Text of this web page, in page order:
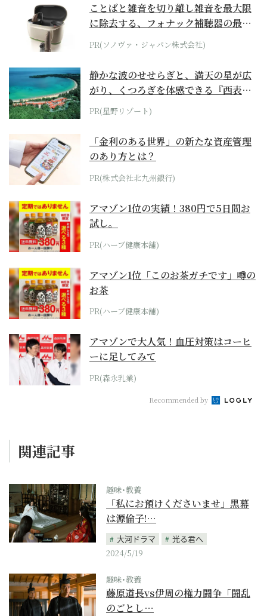
ことばと雑音を切り離し雑音を最大限
に除去する、フォナック補聴器の最上
位モデル
PR(ソノヴァ・ジャパン株式会社)
静かな波のせせらぎと、満天の星が広
がり、くつろぎを体感できる『西表島
ホテル by...
PR(星野リゾート)
「金利のある世界」の新たな資産管理
のあり方とは？
PR(株式会社北九州銀行)
アマゾン1位の実績！380円で5日間お
試し。
PR(ハーブ健康本舗)
アマゾン1位「このお茶ガチです」噂の
お茶
PR(ハーブ健康本舗)
アマゾンで大人気！血圧対策はコーヒ
ーに足してみて
PR(森永乳業)
Recommended by
関連記事
趣味･教養
「私にお預けくださいませ」黒幕
は源倫子!…
大河ドラマ
光る君へ
2024/5/19
趣味･教養
藤原道長vs伊周の権力闘争「闘乱
のごとし…